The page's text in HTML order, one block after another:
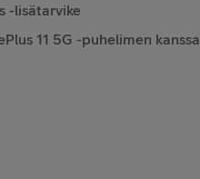
-lisätarvike
11 5G -puhelimen kanssa